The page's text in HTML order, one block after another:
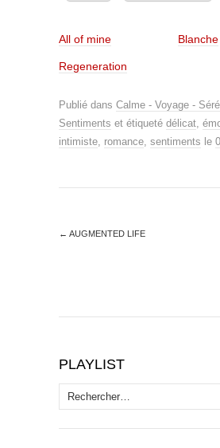
All of mine Blanche
Regeneration
Publié dans Calme - Voyage -
Sentiments et étiqueté délicat,
intimiste, romance, sentiments le
← AUGMENTED LIFE
PLAYLIST
Rechercher :